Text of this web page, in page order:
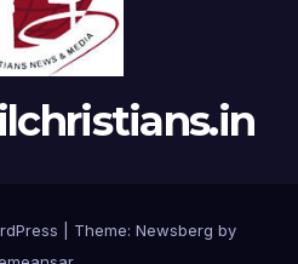
Theme: Newsberg by